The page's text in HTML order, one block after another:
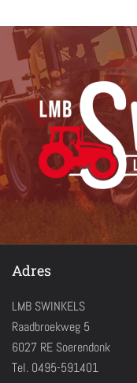
Adres
LMB SWINKELS
Raadbroekweg 5
6027 RE Soerendonk
Tel. 0495-591401